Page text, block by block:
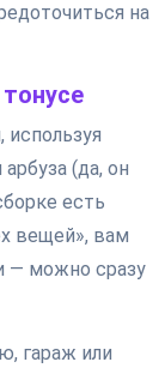
на
(да, он
есть
вещей», вам
— можно сразу
гараж или